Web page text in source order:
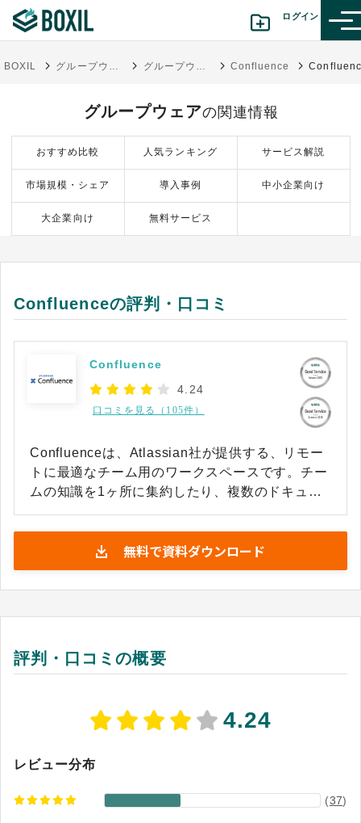
ログイン
診断から探す(β版)
記事から探す
BOXILの使い方ガイド
BOXIL グループウェア比較18選｜タイプ別おすすめ・シェアランキングと料金相場 グループウェア Confluence
グループウェアの関連情報
おすすめ比較 人気ランキング サービス解説
市場規模・シェア 導入事例 中小企業向け
大企業向け 無料サービス
Confluenceの評判・口コミ
Confluence
4.24
口コミを見る（105件）
Confluenceは、Atlassian社が提供する、リモー
トに最適なチーム用のワークスペースです。チー
ムの知識を1ヶ所に集約したり、複数のドキュメ
をスムーズに共有・活用できます。リアルタイム
共同編集やコメント機能によって、複数人が場所
を問わず同時に作業でき、分散したチームでも生
産性を維持したオープンなコラボレーションが可
を共有しながら知識の断絶を防げます。 また、
JiraをはじめとするAtlassian社製品や外部システ
定でコンテンツの公開範囲を制御し、安全性を確
なテンプレートで資料をスムーズに作成できる点
う。
無料で資料ダウンロード
評判・口コミの概要
4.24
レビュー分布
(37)